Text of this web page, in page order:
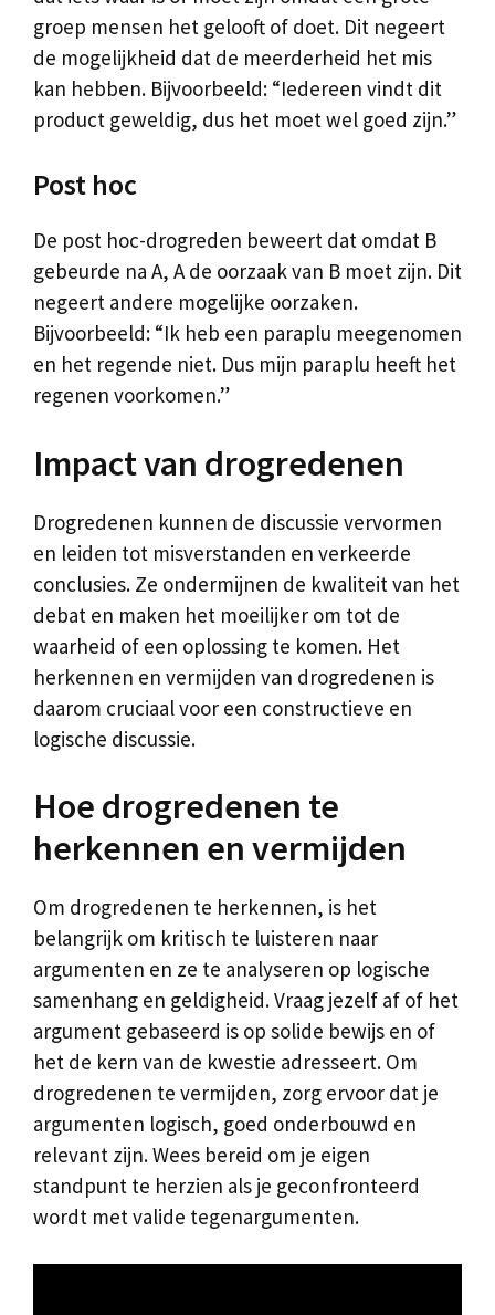
groep mensen het gelooft of doet. Dit negeert
de mogelijkheid dat de meerderheid het mis
kan hebben. Bijvoorbeeld: “Iedereen vindt dit
product geweldig, dus het moet wel goed zijn.”
Post hoc
De post hoc-drogreden beweert dat omdat B
gebeurde na A, A de oorzaak van B moet zijn. Dit
negeert andere mogelijke oorzaken.
Bijvoorbeeld: “Ik heb een paraplu meegenomen
en het regende niet. Dus mijn paraplu heeft het
regenen voorkomen.”
Impact van drogredenen
Drogredenen kunnen de discussie vervormen
en leiden tot misverstanden en verkeerde
conclusies. Ze ondermijnen de kwaliteit van het
debat en maken het moeilijker om tot de
waarheid of een oplossing te komen. Het
herkennen en vermijden van drogredenen is
daarom cruciaal voor een constructieve en
logische discussie.
Hoe drogredenen te
herkennen en vermijden
Om drogredenen te herkennen, is het
belangrijk om kritisch te luisteren naar
argumenten en ze te analyseren op logische
samenhang en geldigheid. Vraag jezelf af of het
argument gebaseerd is op solide bewijs en of
het de kern van de kwestie adresseert. Om
drogredenen te vermijden, zorg ervoor dat je
argumenten logisch, goed onderbouwd en
relevant zijn. Wees bereid om je eigen
standpunt te herzien als je geconfronteerd
wordt met valide tegenargumenten.